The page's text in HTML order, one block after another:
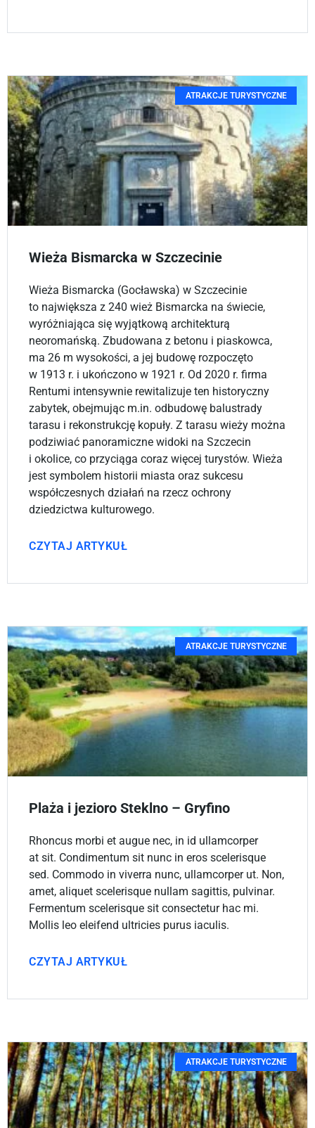
ATRAKCJE TURYSTYCZNE
Wieża Bismarcka w Szczecinie
Wieża Bismarcka (Gocławska) w Szczecinie
to największa z 240 wież Bismarcka na świecie,
wyróżniająca się wyjątkową architekturą
neoromańską. Zbudowana z betonu i piaskowca,
ma 26 m wysokości, a jej budowę rozpoczęto
w 1913 r. i ukończono w 1921 r. Od 2020 r. firma
Rentumi intensywnie rewitalizuje ten historyczny
zabytek, obejmując m.in. odbudowę balustrady
tarasu i rekonstrukcję kopuły. Z tarasu wieży można
podziwiać panoramiczne widoki na Szczecin
i okolice, co przyciąga coraz więcej turystów. Wieża
jest symbolem historii miasta oraz sukcesu
współczesnych działań na rzecz ochrony
dziedzictwa kulturowego.
CZYTAJ ARTYKUŁ
ATRAKCJE TURYSTYCZNE
Plaża i jezioro Steklno – Gryfino
Rhoncus morbi et augue nec, in id ullamcorper
at sit. Condimentum sit nunc in eros scelerisque
sed. Commodo in viverra nunc, ullamcorper ut. Non,
amet, aliquet scelerisque nullam sagittis, pulvinar.
Fermentum scelerisque sit consectetur hac mi.
Mollis leo eleifend ultricies purus iaculis.
CZYTAJ ARTYKUŁ
ATRAKCJE TURYSTYCZNE